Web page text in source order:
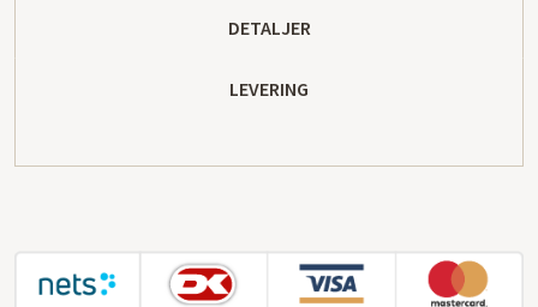
DETALJER
LEVERING